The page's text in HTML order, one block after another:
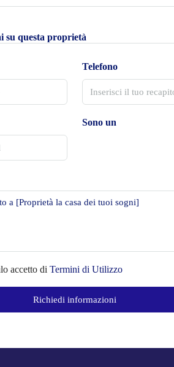
su questa proprietà
Telefono
Sono un
accetto di Termini di Utilizzo
Richiedi informazioni